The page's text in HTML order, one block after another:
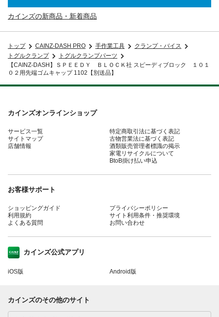
カインズの新商品・新着商品
トップ CAINZ-DASH PRO 手作業工具
クランプ・バイス
トグルクランプ
トグルクランプパーツ
【CAINZ-DASH】ＳＰＥＥＤＹ ＢＬＯＣＫ社 スピーディブロック １０１
０２用先端ゴムキャップ 1102【別送品】
カインズオンラインショップ
サービス一覧
サイトマップ
店舗情報
特定商取引法に基づく表記
古物営業法に基づく表記
酒類販売管理者標識の掲示
家電リサイクルについて
BtoB掛け払い申込
お客様サポート
ショッピングガイド
利用規約
よくある質問
プライバシーポリシー
サイト利用条件・推奨環境
お問い合わせ
カインズ公式アプリ
iOS版 Android版
カインズのその他のサイト